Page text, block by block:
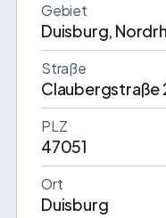
Gebiet
Duisburg,
Straße
Claubergstraße
PLZ
47051
Ort
Duisburg